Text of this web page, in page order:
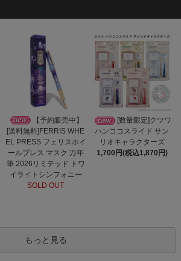
【予約販売中】
[送料無料]FERRIS WHE
EL PRESS フェリスホイ
ールプレス マスク 万年
筆 2026リミテッド トワ
イライトシンフォニー
SOLD OUT
[数量限定]クツワ
ハンココスライド サン
リオキャラクターズ
1,700円(税込1,870円)
もっと見る